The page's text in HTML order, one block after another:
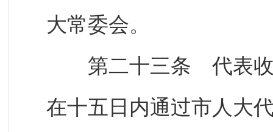
大常委会。
第二十三条 代表收
在十五日内通过市人大